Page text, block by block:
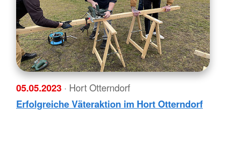
05.05.2023 · Hort Otterndorf
Erfolgreiche Väteraktion im Hort Otterndorf